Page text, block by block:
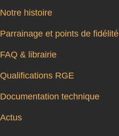
Notre histoire
Parrainage et points de fidélité
FAQ & librairie
Qualifications RGE
Documentation technique
Actus